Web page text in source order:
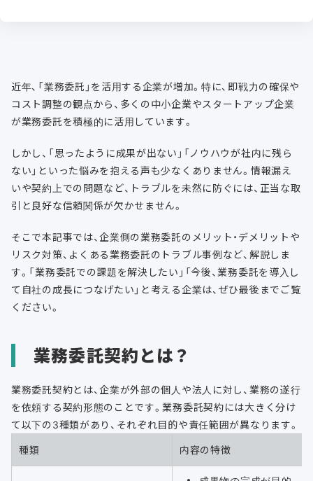
近年、「業務委託」を活用する企業が増加。特に、即戦力の確保や
コスト調整の観点から、多くの中小企業やスタートアップ企業
が業務委託を積極的に活用しています。
しかし、「思ったように成果が出ない」「ノウハウが社内に残ら
ない」といった悩みを抱える声も少なくありません。情報漏え
いや契約上での問題など、トラブルを未然に防ぐには、正当な取
引と良好な信頼関係が欠かせません。
そこで本記事では、企業側の業務委託のメリット・デメリットや
リスク対策、よくある業務委託のトラブル事例など、解説しま
す。「業務委託での課題を解決したい」「今後、業務委託を導入し
て自社の成長につなげたい」と考える企業は、ぜひ最後までご覧
ください。
業務委託契約とは？
業務委託契約とは、企業が外部の個人や法人に対し、業務の遂行
を依頼する契約形態のことです。業務委託契約には大きく分け
て以下の3種類があり、それぞれ目的や責任範囲が異なります。
種類
内容の特徴